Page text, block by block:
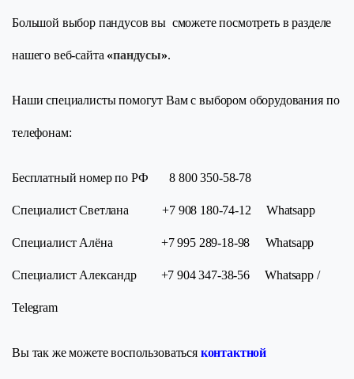
Большой выбор пандусов вы сможете посмотреть в разделе
нашего веб-сайта «пандусы».
Наши специалисты помогут Вам с выбором оборудования по
телефонам:
Бесплатный номер по РФ 8 800 350-58-78
Специалист Светлана +7 908 180-74-12 Whatsapp
Специалист Алёна +7 995 289-18-98 Whatsapp
Специалист Александр +7 904 347-38-56 Whatsapp /
Telegram
Вы так же можете воспользоваться контактной